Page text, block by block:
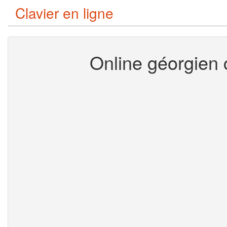
Clavier en ligne
Online géorgien